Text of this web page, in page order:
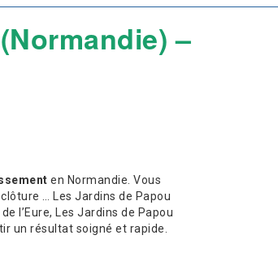
–
en Normandie. Vous
… Les Jardins de Papou
l’Eure, Les Jardins de Papou
un résultat soigné et rapide.